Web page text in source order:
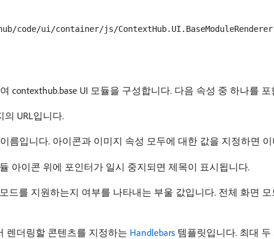
code/ui/container/js/
contexthub.base UI 모듈을 구성합니다. 다음 속성 중 하나를
URL입니다.
름입니다. 아이콘과 이미지 속성 모두에 대한 값을 지정하면
아이콘 위에 포인터가 일시 중지되면 제목이 표시됩니다.
드를 지원하는지 여부를 나타내는 부울 값입니다. 전체 화면
렌더링할 콘텐츠를 지정하는 Handlebars 템플릿입니다. 최대 두